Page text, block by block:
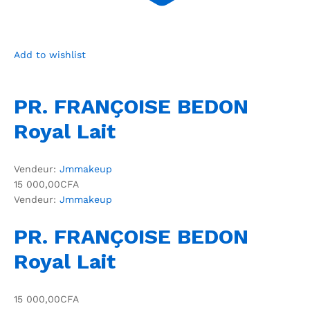
Add to wishlist
PR. FRANÇOISE BEDON
Royal Lait
Vendeur: Jmmakeup
15 000,00CFA
Vendeur: Jmmakeup
PR. FRANÇOISE BEDON
Royal Lait
15 000,00CFA